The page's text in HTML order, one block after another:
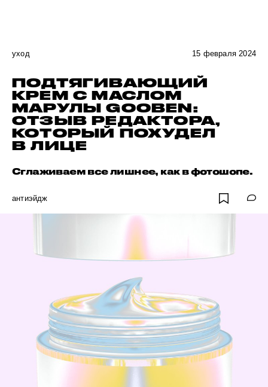
уход 15 февраля 2024
ПОДТЯГИВАЮЩИЙ
КРЕМ С МАСЛОМ
МАРУЛЫ GOOBEN:
ОТЗЫВ РЕДАКТОРА,
КОТОРЫЙ ПОХУДЕЛ
В ЛИЦЕ
Сглаживаем все лишнее, как в фотошопе.
антиэйдж